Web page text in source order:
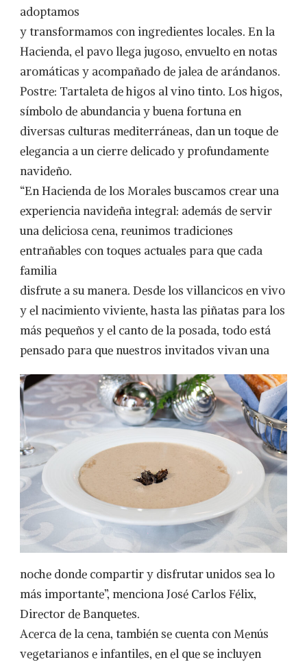
adoptamos
y transformamos con ingredientes locales. En la
Hacienda, el pavo llega jugoso, envuelto en notas
aromáticas y acompañado de jalea de arándanos.
Postre: Tartaleta de higos al vino tinto. Los higos,
símbolo de abundancia y buena fortuna en
diversas culturas mediterráneas, dan un toque de
elegancia a un cierre delicado y profundamente
navideño.
“En Hacienda de los Morales buscamos crear una
experiencia navideña integral: además de servir
una deliciosa cena, reunimos tradiciones
entrañables con toques actuales para que cada
familia
disfrute a su manera. Desde los villancicos en vivo
y el nacimiento viviente, hasta las piñatas para los
más pequeños y el canto de la posada, todo está
pensado para que nuestros invitados vivan una
noche donde compartir y disfrutar unidos sea lo
más importante”, menciona José Carlos Félix,
Director de Banquetes.
Acerca de la cena, también se cuenta con Menús
vegetarianos e infantiles, en el que se incluyen